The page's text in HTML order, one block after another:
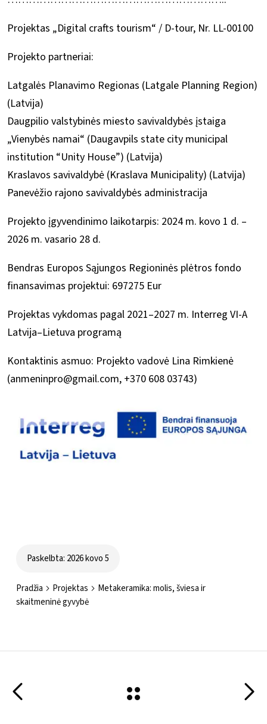
Projektas „Digital crafts tourism“ / D-tour, Nr. LL-00100
Projekto partneriai:
Latgalės Planavimo Regionas (Latgale Planning Region)
(Latvija)
Daugpilio valstybinės miesto savivaldybės įstaiga
„Vienybės namai“ (Daugavpils state city municipal
institution “Unity House”) (Latvija)
Kraslavos savivaldybė (Kraslava Municipality) (Latvija)
Panevėžio rajono savivaldybės administracija
Projekto įgyvendinimo laikotarpis: 2024 m. kovo 1 d. –
2026 m. vasario 28 d.
Bendras Europos Sąjungos Regioninės plėtros fondo
finansavimas projektui: 697275 Eur
Projektas vykdomas pagal 2021–2027 m. Interreg VI-A
Latvija–Lietuva programą
Kontaktinis asmuo: Projekto vadovė Lina Rimkienė
(anmeninpro@gmail.com, +370 608 03743)
Paskelbta: 2026 kovo 5
Pradžia Projektas
Metakeramika: molis, šviesa ir
skaitmeninė gyvybė